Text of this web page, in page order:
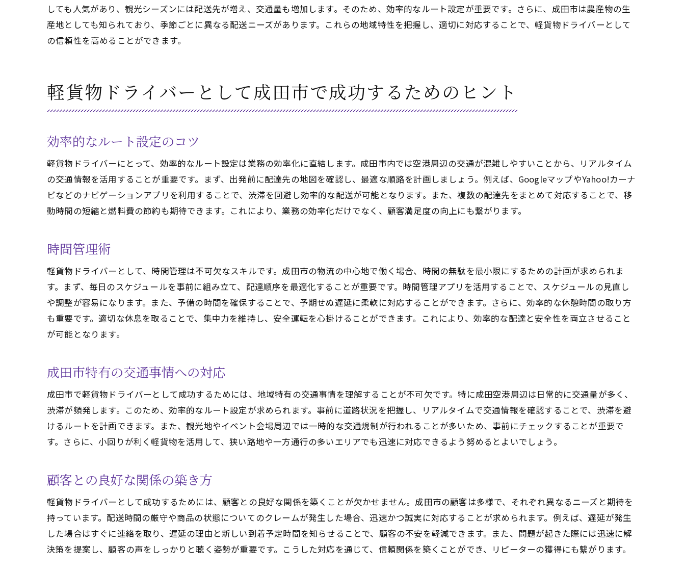
地域経済との連携
高収入を目指すためのポイント
持続可能なキャリアの構築
バランスの取れた生活
健康管理の重要性
長期的な目標設定とプランニング
しても人気があり、観光シーズンには配送先が増え、交通量も増加します。そのため、効率的なルート設定が重要です。さらに、成田市は農産物の生
産地としても知られており、季節ごとに異なる配送ニーズがあります。これらの地域特性を把握し、適切に対応することで、軽貨物ドライバーとして
の信頼性を高めることができます。
軽貨物ドライバーとして成田市で成功するためのヒント
効率的なルート設定のコツ
軽貨物ドライバーにとって、効率的なルート設定は業務の効率化に直結します。成田市内では空港周辺の交通が混雑しやすいことから、リアルタイム
の交通情報を活用することが重要です。まず、出発前に配達先の地図を確認し、最適な順路を計画しましょう。例えば、GoogleマップやYahoo!カーナ
ビなどのナビゲーションアプリを利用することで、渋滞を回避し効率的な配送が可能となります。また、複数の配達先をまとめて対応することで、移
動時間の短縮と燃料費の節約も期待できます。これにより、業務の効率化だけでなく、顧客満足度の向上にも繋がります。
時間管理術
軽貨物ドライバーとして、時間管理は不可欠なスキルです。成田市の物流の中心地で働く場合、時間の無駄を最小限にするための計画が求められま
す。まず、毎日のスケジュールを事前に組み立て、配達順序を最適化することが重要です。時間管理アプリを活用することで、スケジュールの見直し
や調整が容易になります。また、予備の時間を確保することで、予期せぬ遅延に柔軟に対応することができます。さらに、効率的な休憩時間の取り方
も重要です。適切な休息を取ることで、集中力を維持し、安全運転を心掛けることができます。これにより、効率的な配達と安全性を両立させること
が可能となります。
成田市特有の交通事情への対応
成田市で軽貨物ドライバーとして成功するためには、地域特有の交通事情を理解することが不可欠です。特に成田空港周辺は日常的に交通量が多く、
渋滞が頻発します。このため、効率的なルート設定が求められます。事前に道路状況を把握し、リアルタイムで交通情報を確認することで、渋滞を避
けるルートを計画できます。また、観光地やイベント会場周辺では一時的な交通規制が行われることが多いため、事前にチェックすることが重要で
す。さらに、小回りが利く軽貨物を活用して、狭い路地や一方通行の多いエリアでも迅速に対応できるよう努めるとよいでしょう。
顧客との良好な関係の築き方
軽貨物ドライバーとして成功するためには、顧客との良好な関係を築くことが欠かせません。成田市の顧客は多様で、それぞれ異なるニーズと期待を
持っています。配送時間の厳守や商品の状態についてのクレームが発生した場合、迅速かつ誠実に対応することが求められます。例えば、遅延が発生
した場合はすぐに連絡を取り、遅延の理由と新しい到着予定時間を知らせることで、顧客の不安を軽減できます。また、問題が起きた際には迅速に解
決策を提案し、顧客の声をしっかりと聴く姿勢が重要です。こうした対応を通じて、信頼関係を築くことができ、リピーターの獲得にも繋がります。